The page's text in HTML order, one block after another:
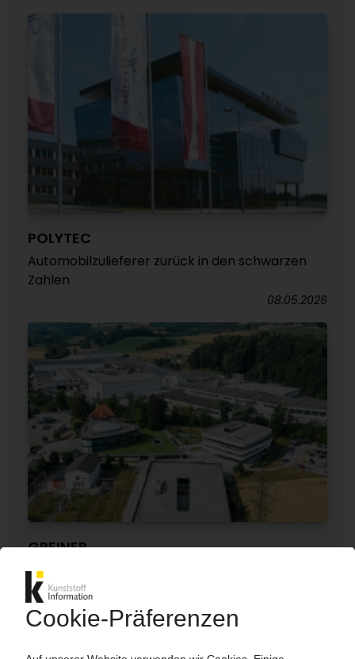
POLYTEC
Automobilzulieferer zurück in den schwarzen
Zahlen
08.05.2026
GREINER
Packaging wächst, Laborbedarfs- und PUR-
Schaumsparte unter Druck / Bereich
Sterilisation von Medizinprodukten wird
eigenständig aufgestellt